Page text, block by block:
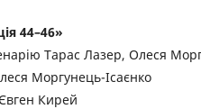
44–46»
Тарас Лазер, Олеся
Моргунець-Ісаєнко
Кирей